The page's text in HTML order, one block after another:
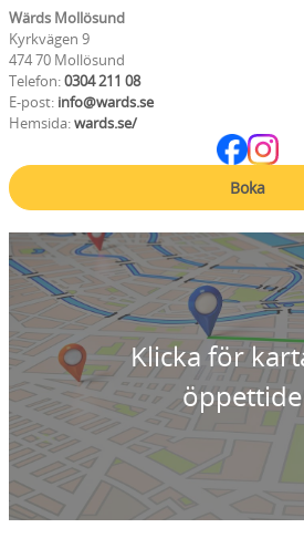
Wärds Mollösund
Kyrkvägen 9
474 70 Mollösund
Telefon:0304 211 08
E-post: info@wards.se
Hemsida:wards.se/
Boka
Klicka för